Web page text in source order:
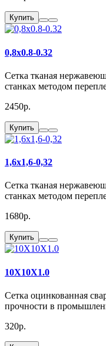
Купить
0,8x0.8-0.32
Сетка тканая
станках методом
2450р.
Купить
1,6х1,6-0,32
Сетка тканая
станках методом
1680р.
Купить
10X10X1.0
Сетка оцинкованная
прочности в
320р.